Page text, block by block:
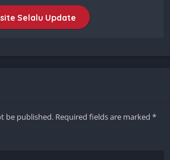
Selalu Update
be published. Required fields are marked *